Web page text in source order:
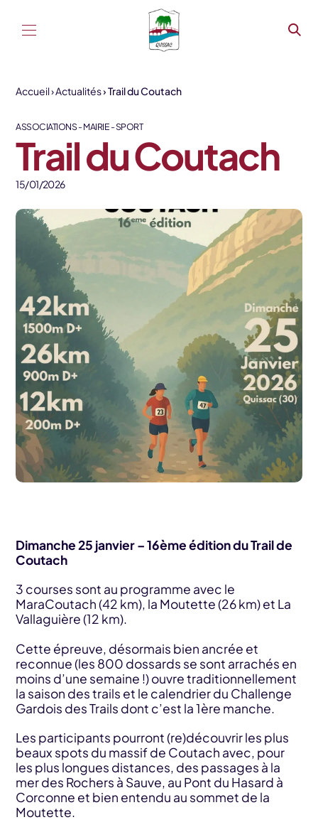
Accueil Actualités Trail du Coutach
ASSOCIATIONS - MAIRIE - SPORT
Trail du Coutach
15/01/2026
Dimanche 25 janvier – 16ème édition du Trail de
Coutach
3 courses sont au programme avec le
MaraCoutach (42 km), la Moutette (26 km) et La
Vallaguière (12 km).
Cette épreuve, désormais bien ancrée et
reconnue (les 800 dossards se sont arrachés en
moins d’une semaine !) ouvre traditionnellement
la saison des trails et le calendrier du Challenge
Gardois des Trails dont c’est la 1ère manche.
Les participants pourront (re)découvrir les plus
beaux spots du massif de Coutach avec, pour
les plus longues distances, des passages à la
mer des Rochers à Sauve, au Pont du Hasard à
Corconne et bien entendu au sommet de la
Moutette.